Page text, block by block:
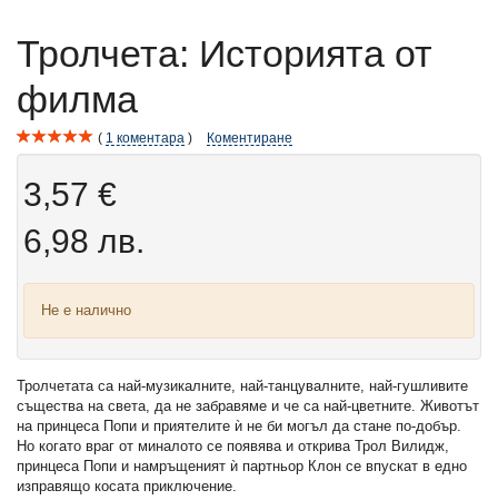
Тролчета: Историята от
филма
1 коментара Коментиране
3,57 €
6,98 лв.
Не е налично
Тролчетата са най-музикалните, най-танцувалните, най-гушливите
същества на света, да не забравяме и че са най-цветните. Животът
на принцеса Попи и приятелите ѝ не би могъл да стане по-добър.
Но когато враг от миналото се появява и открива Трол Вилидж,
принцеса Попи и намръщеният ѝ партньор Клон се впускат в едно
изправящо косата приключение.